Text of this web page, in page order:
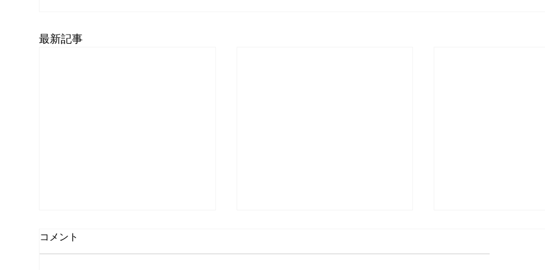
最新記事
コメント